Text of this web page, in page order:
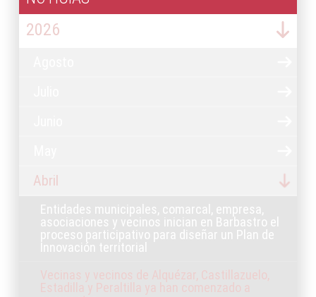
2026
Abril
Entidades municipales, comarcal, empresa,
asociaciones y vecinos inician en Barbastro el
proceso participativo para diseñar un Plan de
Innovación territorial
Vecinas y vecinos de Alquézar, Castillazuelo,
Estadilla y Peraltilla ya han comenzado a